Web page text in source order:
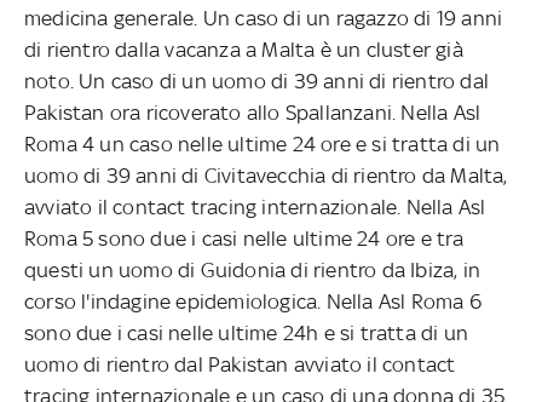
medicina generale. Un caso di un ragazzo di 19 anni
di rientro dalla vacanza a Malta è un cluster già
noto. Un caso di un uomo di 39 anni di rientro dal
Pakistan ora ricoverato allo Spallanzani. Nella Asl
Roma 4 un caso nelle ultime 24 ore e si tratta di un
uomo di 39 anni di Civitavecchia di rientro da Malta,
avviato il contact tracing internazionale. Nella Asl
Roma 5 sono due i casi nelle ultime 24 ore e tra
questi un uomo di Guidonia di rientro da Ibiza, in
corso l'indagine epidemiologica. Nella Asl Roma 6
sono due i casi nelle ultime 24h e si tratta di un
uomo di rientro dal Pakistan avviato il contact
tracing internazionale e un caso di una donna di 35